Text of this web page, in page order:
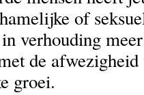
of
verhouding
de
groei.